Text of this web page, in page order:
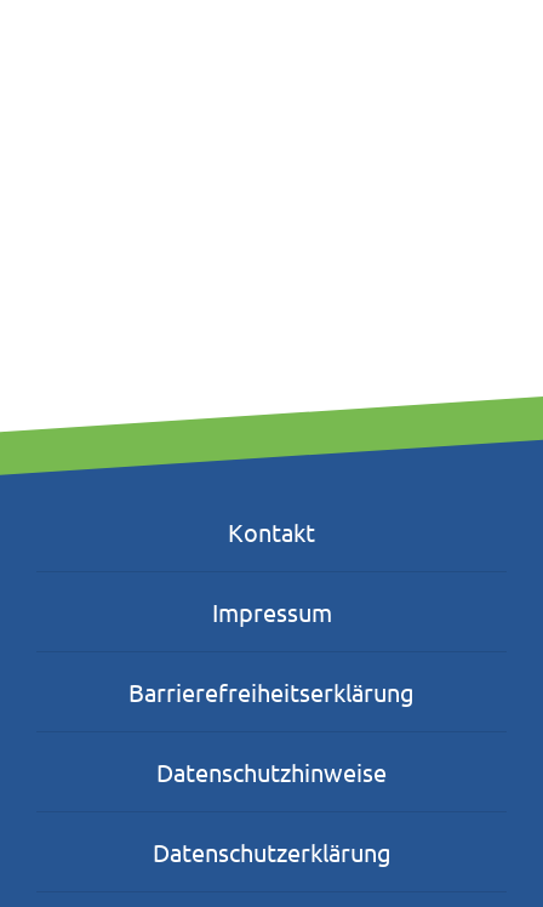
Kontakt
Impressum
Barrierefreiheitserklärung
Datenschutzhinweise
Datenschutzerklärung